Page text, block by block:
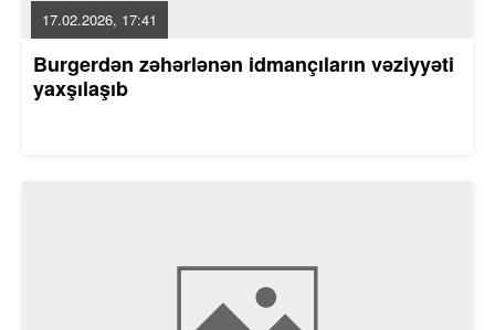
17.02.2026, 17:41
Burgerdən zəhərlənən idmançıların vəziyyəti
yaxşılaşıb